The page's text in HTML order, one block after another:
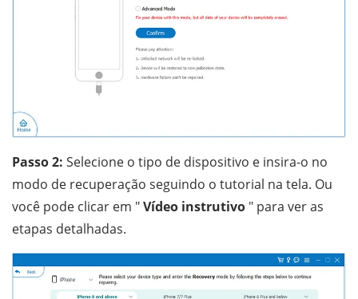
Passo 2: Selecione o tipo de dispositivo e insira-o no
modo de recuperação seguindo o tutorial na tela. Ou
você pode clicar em "Vídeo instrutivo " para ver as
etapas detalhadas.